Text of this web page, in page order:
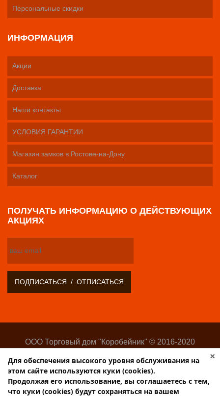
Персональные скидки
ИНФОРМАЦИЯ
Акции
Доставка
Наши контакты
УСЛОВИЯ ГАРАНТИИ
Магазин замков в Ростове-на-Дону
Каталог
ПОЛУЧАТЬ ИНФОРМАЦИЮ О ДЕЙСТВУЮЩИХ
АКЦИЯХ
ООО Торговый дом "Коробейник" © 2016-2020
изделий
Разработка:Web-студия Websilon
Поддержка сайта —ООО «Центр-Интернет»
×
Для обеспечения высокого уровня обслуживания на
этом сайте используются куки (cookies).
Продолжая его использование, вы соглашаетесь с тем,
что куки (cookies) будут сохраняться на вашем